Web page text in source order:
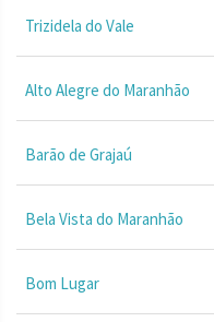
Trizidela do Vale
Alto Alegre do Maranhão
Barão de Grajaú
Bela Vista do Maranhão
Bom Lugar